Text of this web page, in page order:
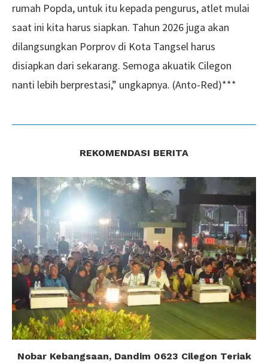
rumah Popda, untuk itu kepada pengurus, atlet mulai
saat ini kita harus siapkan. Tahun 2026 juga akan
dilangsungkan Porprov di Kota Tangsel harus
disiapkan dari sekarang. Semoga akuatik Cilegon
nanti lebih berprestasi,” ungkapnya. (Anto-Red)***
REKOMENDASI BERITA
Nobar Kebangsaan, Dandim 0623 Cilegon Teriak